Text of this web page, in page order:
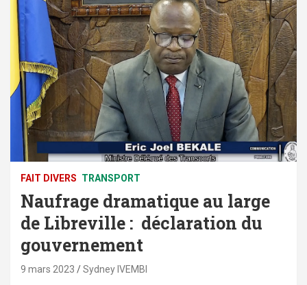
FAIT DIVERS TRANSPORT
Naufrage dramatique au large
de Libreville : déclaration du
gouvernement
9 mars 2023 Sydney IVEMBI